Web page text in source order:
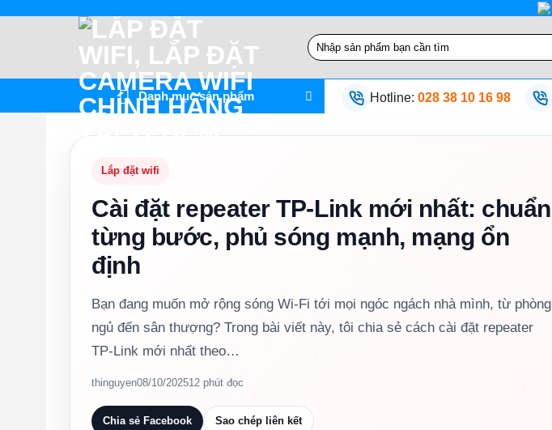
Tìm
kiếm:
Danh mục sản phẩm Hotline: 028 38 10 16 98
Lắp đặt wifi
Cài đặt repeater TP-Link mới nhất: chuẩn
từng bước, phủ sóng mạnh, mạng ổn
định
Bạn đang muốn mở rộng sóng Wi-Fi tới mọi ngóc ngách nhà mình, từ phòng
ngủ đến sân thượng? Trong bài viết này, tôi chia sẻ cách cài đặt repeater
TP-Link mới nhất theo…
thinguyen08/10/202512 phút đọc
Chia sẻ Facebook Sao chép liên kết